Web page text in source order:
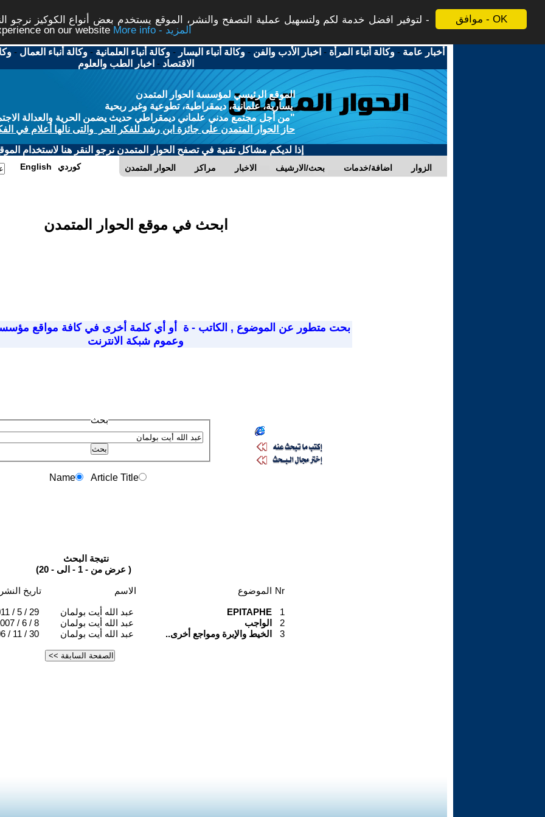
موافق - OK
لتوفير افضل خدمة لكم ولتسهيل عملية التصفح والنشر، الموقع يستخدم بعض أنواع الكوكيز نرجو
on our website
More info - المزيد
أخبار عامة -وكالة أنباء المرأة - اخبار الأدب والفن -وكالة أنباء اليسار -وكالة أنباء العلمانية -وكالة أنباء العمال -
الاقتصاد - اخبار الطب والعلوم
الموقع الرئيسي لمؤسسة الحوار المتمدن
يسارية، علمانية، ديمقراطية، تطوعية وغير ربحية
"من أجل مجتمع مدني علماني ديمقراطي حديث يضمن الحرية والعدالة
حاز الحوار المتمدن على جائزة ابن رشد للفكر الحر والتى نالها أعلام في
إذا لديكم مشاكل تقنية في تصفح الحوار المتمدن نرجو النقر هنا لاستخدام
الحوار المتمدن مراكز الاخبار بحث/الارشيف اضافة/خدمات الزوار English كوردي
ابحث في موقع الحوار المتمدن
بحت متطور عن الموضوع , الكاتب - ة
أو أي كلمة أخرى في كافة مواقع
وعموم شبكة الانترنت
بحث
Name Article Title
نتيجة البحث
(عرض من - 1 - الى - 20 )
تاريخ النشر الاسم الموضوع Nr
/ 5 / 29 عبد الله أيت بولمان EPITAPHE
1
/ 6 / 8 الواجب
2
/ 11 / 30 الخيط والإبرة ومواجع أخرى.. 3